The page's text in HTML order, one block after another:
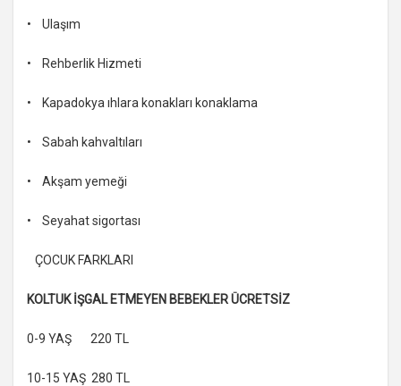
• Ulaşım
• Rehberlik Hizmeti
• Kapadokya ıhlara konakları konaklama
• Sabah kahvaltıları
• Akşam yemeği
• Seyahat sigortası
ÇOCUK FARKLARI
KOLTUK İŞGAL ETMEYEN BEBEKLER ÜCRETSİZ
0-9 YAŞ 220 TL
10-15 YAŞ 280 TL